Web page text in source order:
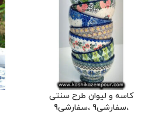
کاسه و لیوان طرح سنتی
،سفارشی9 ،سفارشی9